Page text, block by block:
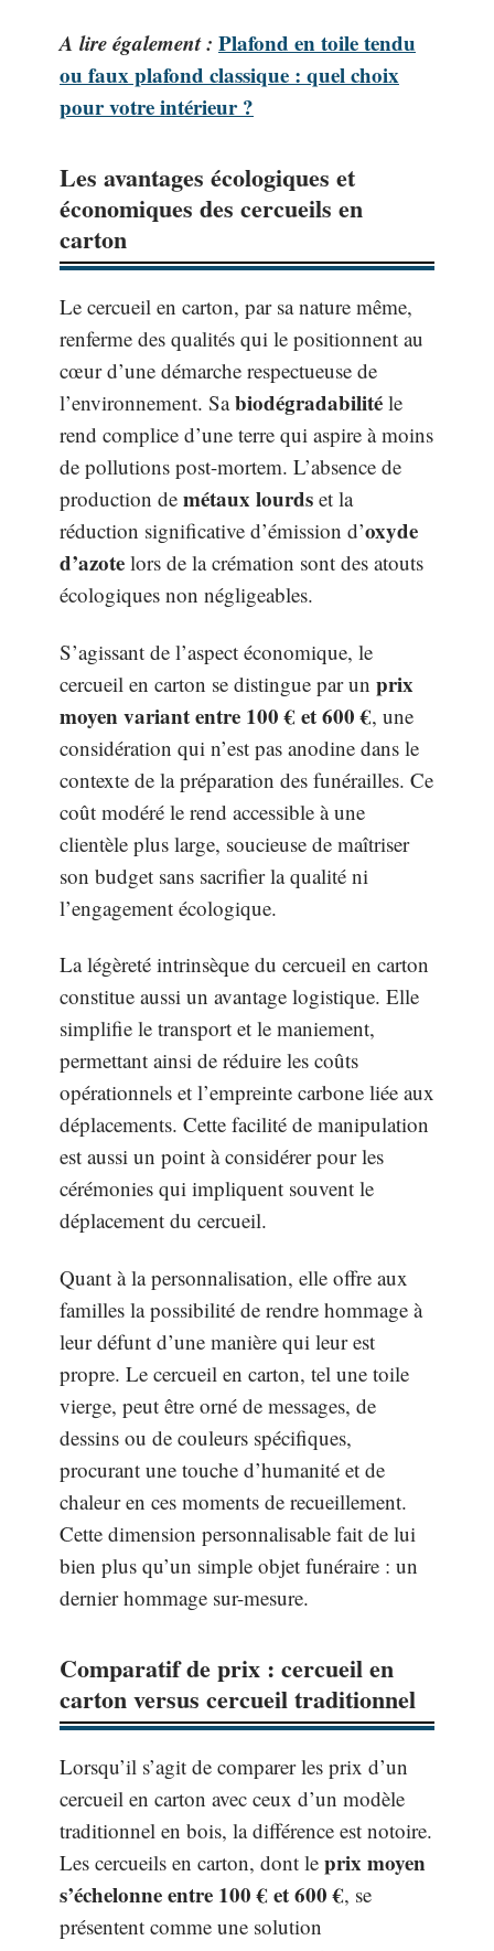
A lire également : Plafond en toile tendu
ou faux plafond classique : quel choix
pour votre intérieur ?
Les avantages écologiques et
économiques des cercueils en
carton
Le cercueil en carton, par sa nature même,
renferme des qualités qui le positionnent au
cœur d’une démarche respectueuse de
l’environnement. Sabiodégradabilité le
rend complice d’une terre qui aspire à moins
de pollutions post-mortem. L’absence de
production de métaux lourds et la
réduction significative d’émission d’oxyde
d’azote lors de la crémation sont des atouts
écologiques non négligeables.
S’agissant de l’aspect économique, le
cercueil en carton se distingue par un prix
moyen variant entre 100 € et 600 €, une
considération qui n’est pas anodine dans le
contexte de la préparation des funérailles. Ce
coût modéré le rend accessible à une
clientèle plus large, soucieuse de maîtriser
son budget sans sacrifier la qualité ni
l’engagement écologique.
La légèreté intrinsèque du cercueil en carton
constitue aussi un avantage logistique. Elle
simplifie le transport et le maniement,
permettant ainsi de réduire les coûts
opérationnels et l’empreinte carbone liée aux
déplacements. Cette facilité de manipulation
est aussi un point à considérer pour les
cérémonies qui impliquent souvent le
déplacement du cercueil.
Quant à la personnalisation, elle offre aux
familles la possibilité de rendre hommage à
leur défunt d’une manière qui leur est
propre. Le cercueil en carton, tel une toile
vierge, peut être orné de messages, de
dessins ou de couleurs spécifiques,
procurant une touche d’humanité et de
chaleur en ces moments de recueillement.
Cette dimension personnalisable fait de lui
bien plus qu’un simple objet funéraire : un
dernier hommage sur-mesure.
Comparatif de prix : cercueil en
carton versus cercueil traditionnel
Lorsqu’il s’agit de comparer les prix d’un
cercueil en carton avec ceux d’un modèle
traditionnel en bois, la différence est notoire.
Les cercueils en carton, dont le prix moyen
s’échelonne entre 100 € et 600 €, se
présentent comme une solution